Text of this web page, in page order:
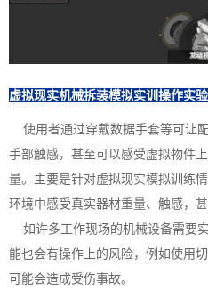
虚拟现实机械拆装模拟实训操作实验
使用者通过穿戴数据手套等可让
手部触感，甚至可以感受虚拟物件
量。主要是针对虚拟现实模拟训练
环境中感受真实器材重量、触感，
如许多工作现场的机械设备需要
能也会有操作上的风险，例如使用
可能会造成受伤事故。